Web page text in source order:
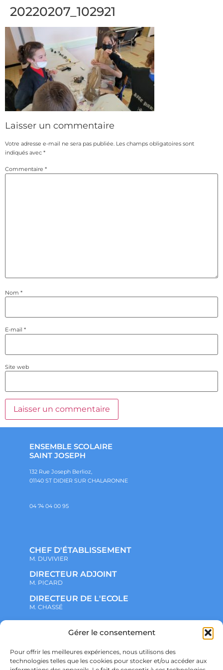
Gérer le consentement
Pour offrir les meilleures expériences, nous utilisons des
technologies telles que les cookies pour stocker et/ou accéder aux
20220207_102921
Laisser un commentaire
Votre adresse e-mail ne sera pas publiée. Les champs obligatoires sont
indiqués avec *
Commentaire *
Nom *
E-mail *
Site web
ENSEMBLE SCOLAIRE
SAINT JOSEPH
132 Rue Joseph Berlioz,
01140 ST DIDIER SUR CHALARONNE
04 74 04 00 95
CHEF D'ÉTABLISSEMENT
M. DUVIVIER
DIRECTEUR ADJOINT
M. PICARD
DIRECTEUR DE L'ECOLE
M. CHASSÉ
NOTRE ENSEMBLE SCOLAIRE
ADMINISTRATIF
VIE ASSOCIATIVE
PARTENARIATS